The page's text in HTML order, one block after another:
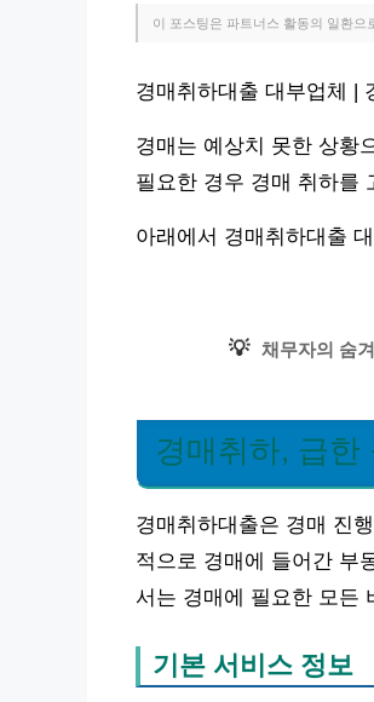
이 포스팅은 파트너스 활동의 일환
경매취하대출 대부업체 |
경매는 예상치 못한 상황
필요한 경우 경매 취하를
아래에서 경매취하대출
💡 채무자의 숨
경매취하, 급한
경매취하대출은 경매 진
적으로 경매에 들어간 부
서는 경매에 필요한 모든
기본 서비스 정보